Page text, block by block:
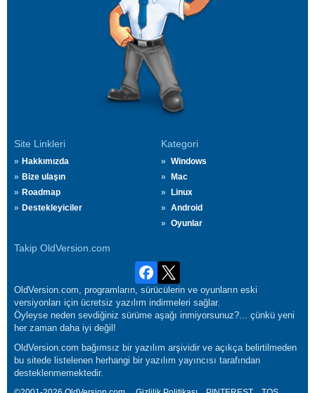
Site Linkleri
Hakkımızda
Bize ulaşın
Roadmap
Destekleyiciler
Kategori
Windows
Mac
Linux
Android
Oyunlar
Takip OldVersion.com
OldVersion.com, programların, sürücülerin ve oyunların eski
versiyonları için ücretsiz yazılım indirmeleri sağlar.
Öyleyse neden sevdiğiniz sürüme aşağı inmiyorsunuz?... çünkü yeni
her zaman daha iyi değil!
OldVersion.com bağımsız bir yazılım arşividir ve açıkça belirtilmeden
bu sitede listelenen herhangi bir yazılım yayıncısı tarafından
desteklenmemektedir.